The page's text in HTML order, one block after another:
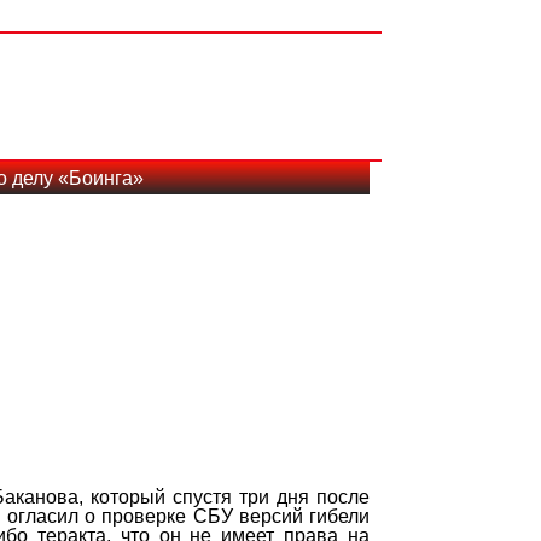
делу «Боинга»
который спустя три дня после
о проверке СБУ версий гибели
теракта, что он не имеет права на